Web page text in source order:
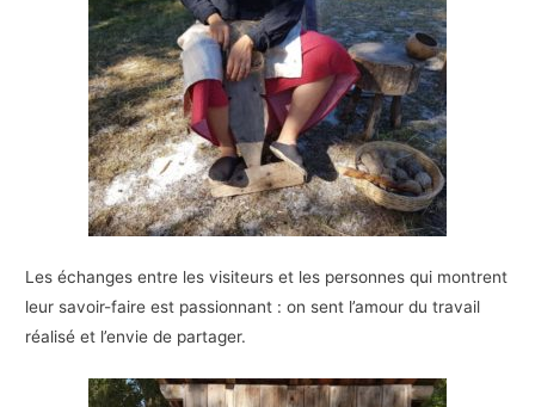
Les échanges entre les visiteurs et les personnes qui montrent
leur savoir-faire est passionnant : on sent l’amour du travail
réalisé et l’envie de partager.